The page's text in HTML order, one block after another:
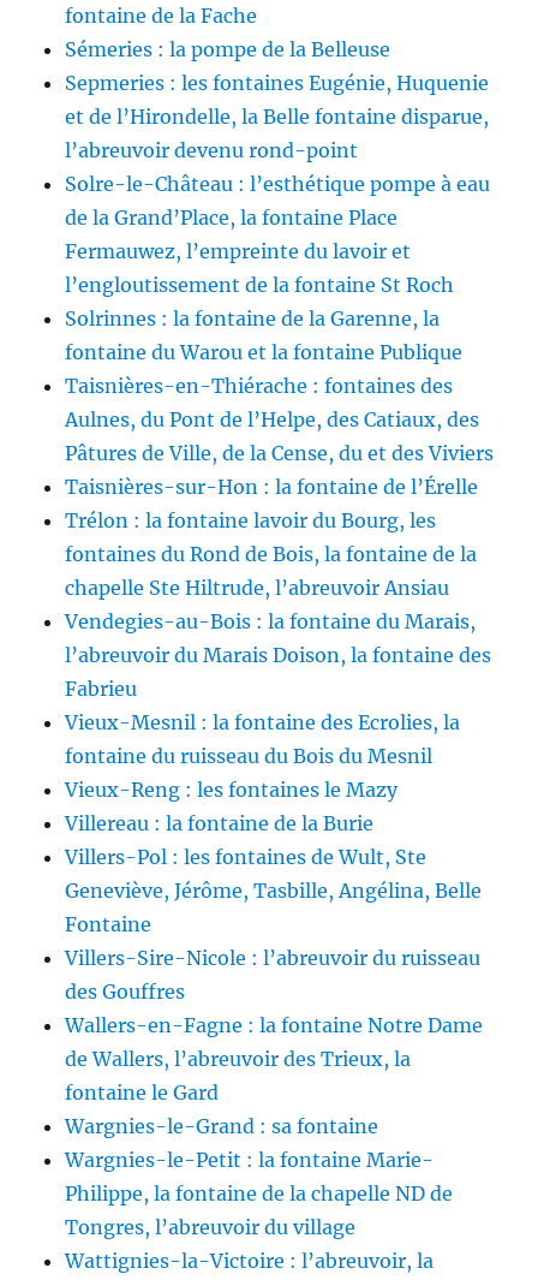
fontaine de la Fache
Sémeries : la pompe de la Belleuse
Sepmeries : les fontaines Eugénie, Huquenie
et de l’Hirondelle, la Belle fontaine disparue,
l’abreuvoir devenu rond-point
Solre-le-Château : l’esthétique pompe à eau
de la Grand’Place, la fontaine Place
Fermauwez, l’empreinte du lavoir et
l’engloutissement de la fontaine St Roch
Solrinnes : la fontaine de la Garenne, la
fontaine du Warou et la fontaine Publique
Taisnières-en-Thiérache : fontaines des
Aulnes, du Pont de l’Helpe, des Catiaux, des
Pâtures de Ville, de la Cense, du et des Viviers
Taisnières-sur-Hon : la fontaine de l’Érelle
Trélon : la fontaine lavoir du Bourg, les
fontaines du Rond de Bois, la fontaine de la
chapelle Ste Hiltrude, l’abreuvoir Ansiau
Vendegies-au-Bois : la fontaine du Marais,
l’abreuvoir du Marais Doison, la fontaine des
Fabrieu
Vieux-Mesnil : la fontaine des Ecrolies, la
fontaine du ruisseau du Bois du Mesnil
Vieux-Reng : les fontaines le Mazy
Villereau : la fontaine de la Burie
Villers-Pol : les fontaines de Wult, Ste
Geneviève, Jérôme, Tasbille, Angélina, Belle
Fontaine
Villers-Sire-Nicole : l’abreuvoir du ruisseau
des Gouffres
Wallers-en-Fagne : la fontaine Notre Dame
de Wallers, l’abreuvoir des Trieux, la
fontaine le Gard
Wargnies-le-Grand : sa fontaine
Wargnies-le-Petit : la fontaine Marie-
Philippe, la fontaine de la chapelle ND de
Tongres, l’abreuvoir du village
Wattignies-la-Victoire : l’abreuvoir, la